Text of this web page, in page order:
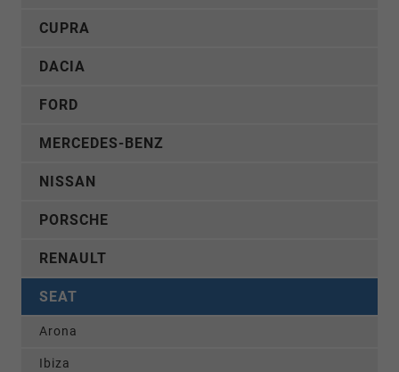
CUPRA
DACIA
FORD
MERCEDES-BENZ
NISSAN
PORSCHE
RENAULT
SEAT
Arona
Ibiza